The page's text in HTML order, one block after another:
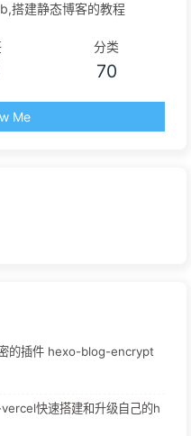
搭建静态博客的教程
分类
70
Me
的插件 hexo-blog-encrypt
快速搭建和升级自己的h